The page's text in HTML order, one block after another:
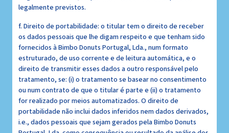
legalmente previstos.
f. Direito de portabilidade: o titular tem o direito de receber
os dados pessoais que lhe digam respeito e que tenham sido
fornecidos à Bimbo Donuts Portugal, Lda., num formato
estruturado, de uso corrente e de leitura automática, e o
direito de transmitir esses dados a outro responsável pelo
tratamento, se: (i) o tratamento se basear no consentimento
ou num contrato de que o titular é parte e (ii) o tratamento
for realizado por meios automatizados. O direito de
portabilidade não inclui dados inferidos nem dados derivados,
i.e., dados pessoais que sejam gerados pela Bimbo Donuts